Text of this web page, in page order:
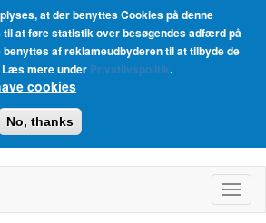
at der benyttes Cookies på denne
til at føre statistik over besøgendes adfærd på
af reklameudbyderen til at tilbyde de
mere under Privatlivspolitik.
cookies
No, thanks